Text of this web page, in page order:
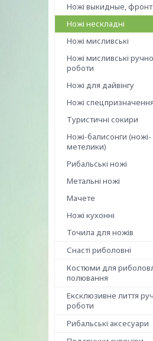
Ножі выкидные,
Ножі нескладні
Ножі мисливські
Ножі мисливські
роботи
Ножі для дайвінгу
Ножі спецпризначення
Туристичні сокири
Ножі-балисонги (ножі-
метелики)
Рибальські ножі
Метальні ножі
Мачете
Ножі кухонні
Точила для ножів
Снасті риболовні
Костюми для
полювання
Ексклюзивне лиття
роботи
Рибальські аксесуари